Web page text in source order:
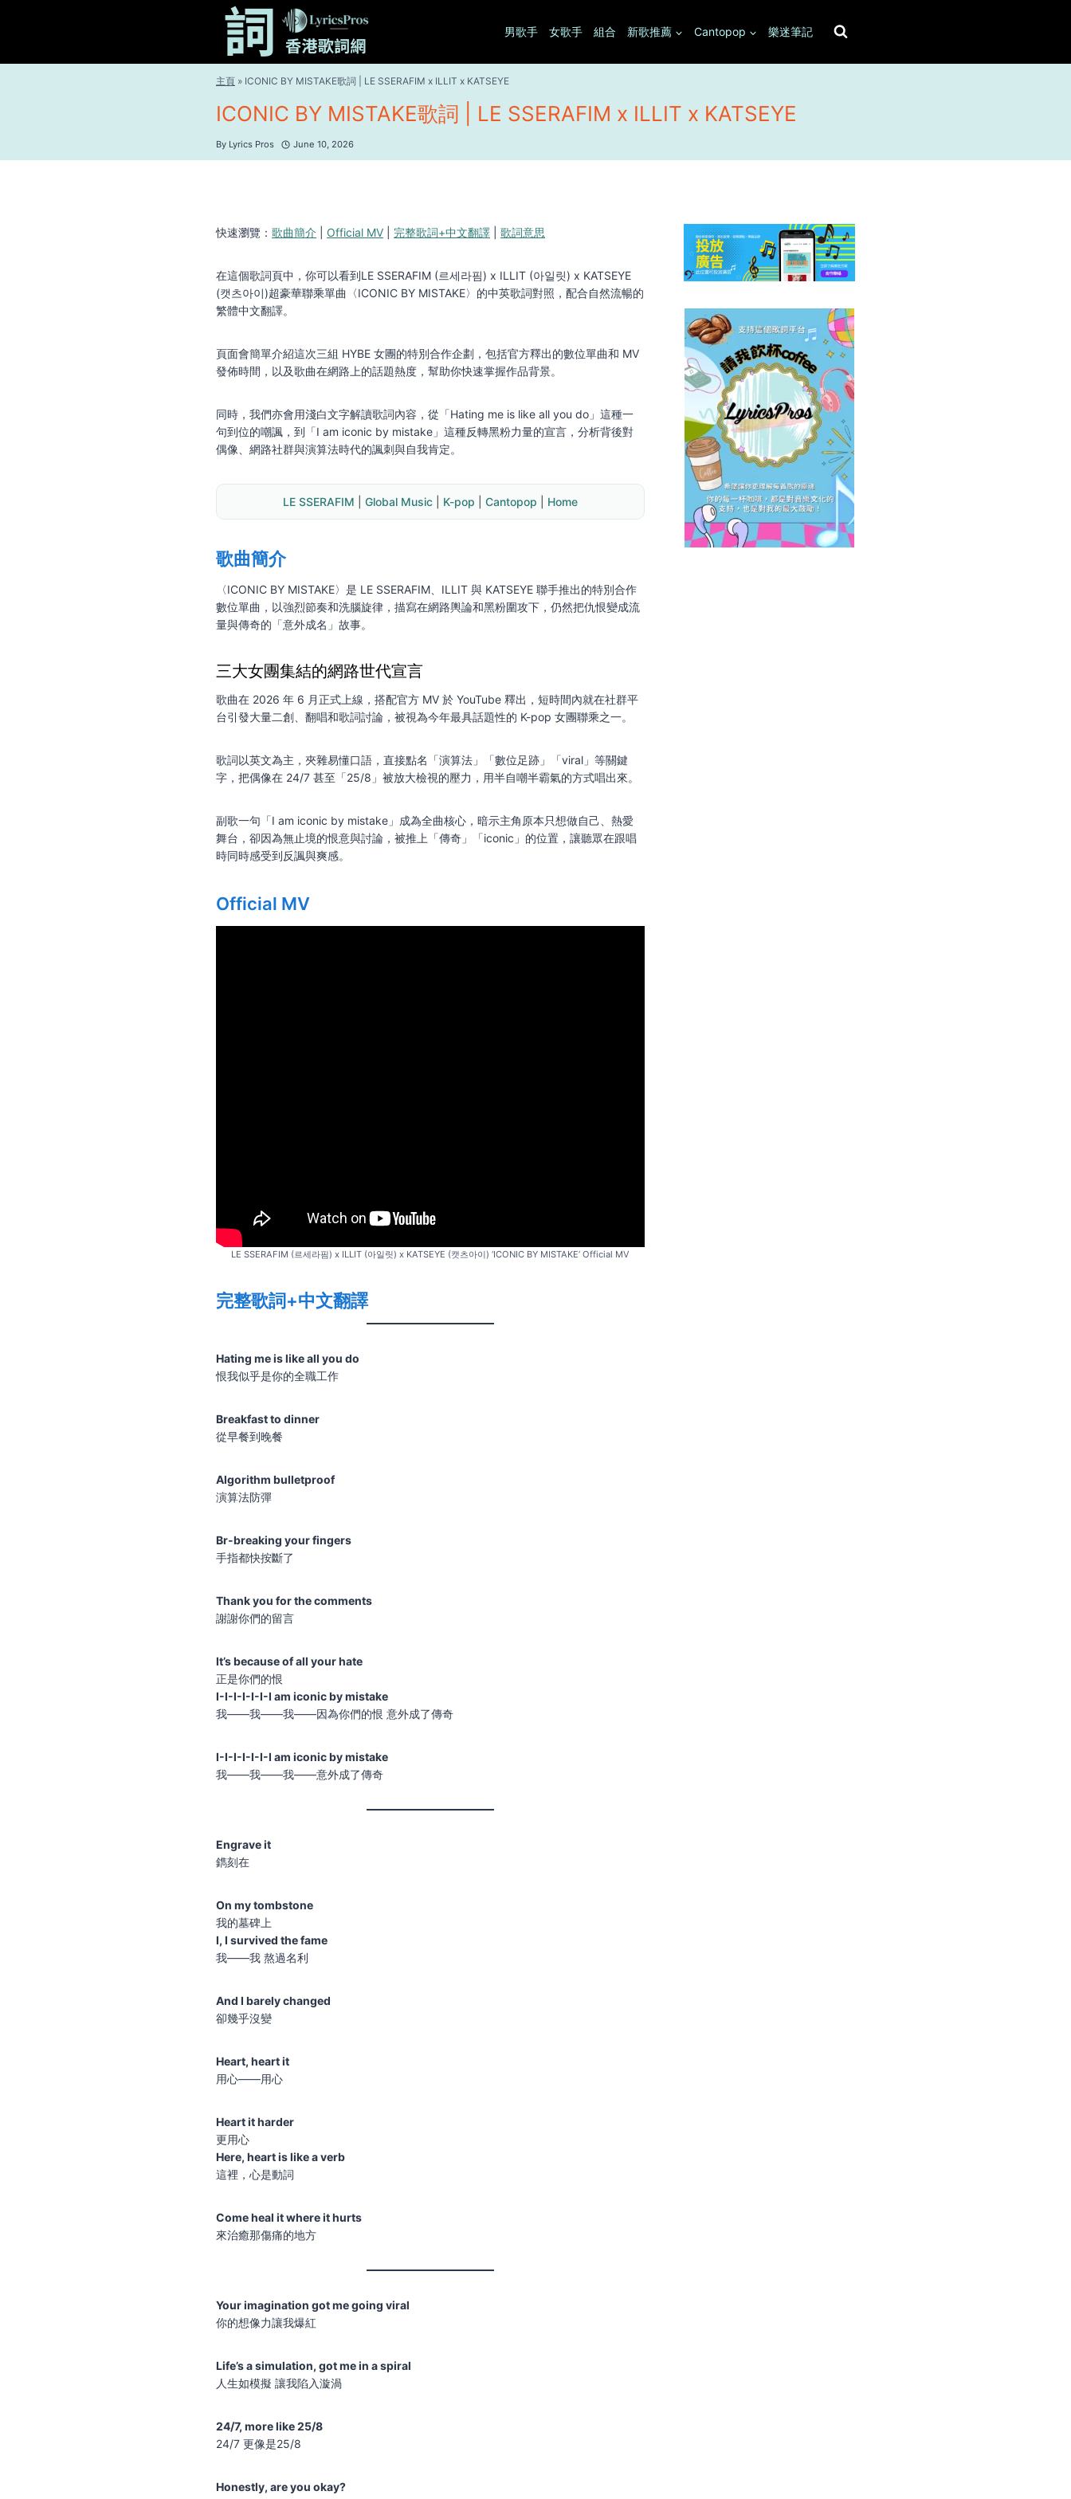
男歌手 女歌手 組合 新歌推薦 Cantopop 樂迷筆記
主頁 » ICONIC BY MISTAKE歌詞 | LE SSERAFIM x ILLIT x KATSEYE
ICONIC BY MISTAKE歌詞 | LE SSERAFIM x ILLIT x KATSEYE
By Lyrics Pros June 10, 2026
快速瀏覽： 歌曲簡介 Official MV 完整歌詞+中文翻譯 歌詞意思
在這個歌詞頁中，你可以看到LE SSERAFIM (르세라핌) x ILLIT (아일릿) x KATSEYE
(캣츠아이)超豪華聯乘單曲〈ICONIC BY MISTAKE〉的中英歌詞對照，配合自然流暢的
繁體中文翻譯。
頁面會簡單介紹這次三組 HYBE 女團的特別合作企劃，包括官方釋出的數位單曲和 MV
發佈時間，以及歌曲在網路上的話題熱度，幫助你快速掌握作品背景。
同時，我們亦會用淺白文字解讀歌詞內容，從「Hating me is like all you do」這種一
句到位的嘲諷，到「I am iconic by mistake」這種反轉黑粉力量的宣言，分析背後對
偶像、網路社群與演算法時代的諷刺與自我肯定。
LE SSERAFIM Global Music | K-pop Cantopop Home
歌曲簡介
〈ICONIC BY MISTAKE〉是 LE SSERAFIM、ILLIT 與 KATSEYE 聯手推出的特別合作
數位單曲，以強烈節奏和洗腦旋律，描寫在網路輿論和黑粉圍攻下，仍然把仇恨變成流
量與傳奇的「意外成名」故事。
三大女團集結的網路世代宣言
歌曲在 2026 年 6 月正式上線，搭配官方 MV 於 YouTube 釋出，短時間內就在社群平
台引發大量二創、翻唱和歌詞討論，被視為今年最具話題性的 K-pop 女團聯乘之一。
歌詞以英文為主，夾雜易懂口語，直接點名「演算法」「數位足跡」「viral」等關鍵
字，把偶像在 24/7 甚至「25/8」被放大檢視的壓力，用半自嘲半霸氣的方式唱出來。
副歌一句「I am iconic by mistake」成為全曲核心，暗示主角原本只想做自己、熱愛
舞台，卻因為無止境的恨意與討論，被推上「傳奇」「iconic」的位置，讓聽眾在跟唱
時同時感受到反諷與爽感。
Official MV
LE SSERAFIM (르세라핌) x ILLIT (아일릿) x KATSEYE (캣츠아이) ‘ICONIC BY MISTAKE’ Official MV
完整歌詞+中文翻譯
Hating me is like all you do
恨我似乎是你的全職工作
Breakfast to dinner
從早餐到晚餐
Algorithm bulletproof
演算法防彈
Br-breaking your fingers
手指都快按斷了
Thank you for the comments
謝謝你們的留言
It’s because of all your hate
正是你們的恨
I-I-I-I-I-I-I am iconic by mistake
我——我——我——因為你們的恨 意外成了傳奇
I-I-I-I-I-I-I am iconic by mistake
我——我——我——意外成了傳奇
Engrave it
鐫刻在
On my tombstone
我的墓碑上
I, I survived the fame
我——我 熬過名利
And I barely changed
卻幾乎沒變
Heart, heart it
用心——用心
Heart it harder
更用心
Here, heart is like a verb
這裡，心是動詞
Come heal it where it hurts
來治癒那傷痛的地方
Your imagination got me going viral
你的想像力讓我爆紅
Life’s a simulation, got me in a spiral
人生如模擬 讓我陷入漩渦
24/7, more like 25/8
24/7 更像是25/8
Honestly, are you okay?